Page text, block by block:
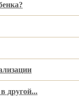
другой...